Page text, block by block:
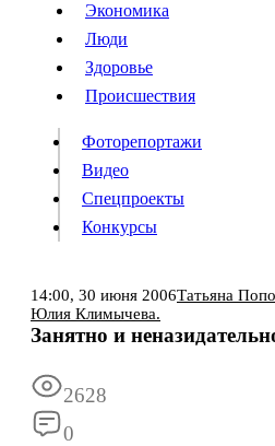
Власть
Происшествия
Видео
Конкурсы
Экономика
Люди
Здоровье
Происшествия
Фоторепортажи
Видео
Спецпроекты
Конкурсы
14:00, 30 июня 2006Татьяна
Юлия Климычева.
Занятно и
2628
0